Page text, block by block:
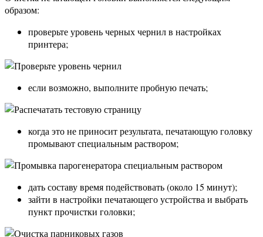
образом:
проверьте уровень черных чернил в настройках
принтера;
если возможно, выполните пробную печать;
когда это не приносит результата, печатающую головку
промывают специальным раствором;
дать составу время подействовать (около 15 минут);
зайти в настройки печатающего устройства и выбрать
пункт прочистки головки;